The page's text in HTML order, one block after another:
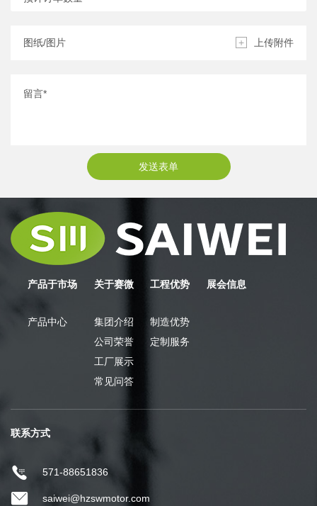
图纸/图片 + 上传附件
产品于市场
产品中心
关于赛微
集团介绍
公司荣誉
工厂展示
常见问答
工程优势
制造优势
定制服务
展会信息
联系方式
571-88651836
saiwei@hzswmotor.com